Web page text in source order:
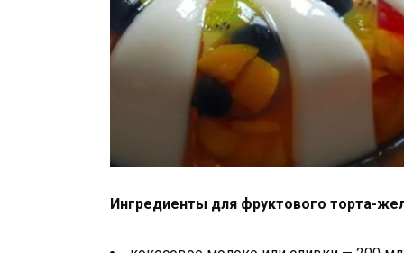
Ингредиенты для фруктового торта-